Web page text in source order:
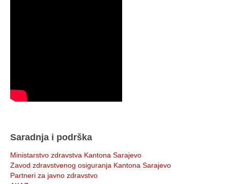
Saradnja i podrška
Ministarstvo zdravstva Kantona Sarajevo
Zavod zdravstvenog osiguranja Kantona Sarajevo
Partneri za javno zdravstvo